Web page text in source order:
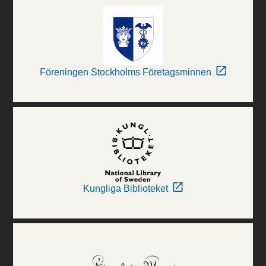
Föreningen Stockholms Företagsminnen
Kungliga Biblioteket